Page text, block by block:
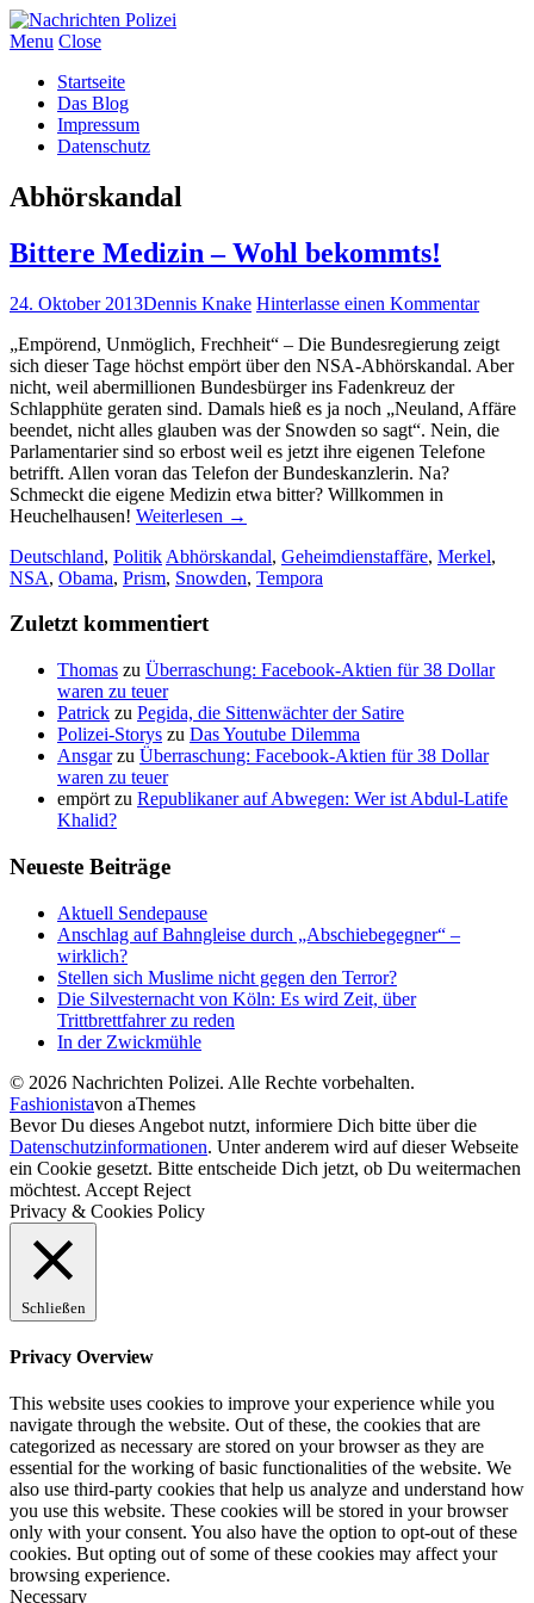
Menu Close
Startseite
Das Blog
Impressum
Datenschutz
Abhörskandal
Bittere Medizin – Wohl bekommts!
24. Oktober 2013Dennis Knake Hinterlasse einen Kommentar
„Empörend, Unmöglich, Frechheit“ – Die Bundesregierung zeigt
sich dieser Tage höchst empört über den NSA-Abhörskandal. Aber
nicht, weil abermillionen Bundesbürger ins Fadenkreuz der
Schlapphüte geraten sind. Damals hieß es ja noch „Neuland, Affäre
beendet, nicht alles glauben was der Snowden so sagt“. Nein, die
Parlamentarier sind so erbost weil es jetzt ihre eigenen Telefone
betrifft. Allen voran das Telefon der Bundeskanzlerin. Na?
Schmeckt die eigene Medizin etwa bitter? Willkommen in
Heuchelhausen! Weiterlesen →
Deutschland, Politik Abhörskandal, Geheimdienstaffäre, Merkel,
NSA, Obama, Prism, Snowden, Tempora
Zuletzt kommentiert
Thomas zu Überraschung: Facebook-Aktien für 38 Dollar
waren zu teuer
Patrick zu Pegida, die Sittenwächter der Satire
Polizei-Storys zu Das Youtube Dilemma
Ansgarzu Überraschung: Facebook-Aktien für 38 Dollar
waren zu teuer
empört zu Republikaner auf Abwegen: Wer ist Abdul-Latife
Khalid?
Neueste Beiträge
Aktuell Sendepause
Anschlag auf Bahngleise durch „Abschiebegegner“ –
wirklich?
Stellen sich Muslime nicht gegen den Terror?
Die Silvesternacht von Köln: Es wird Zeit, über
Trittbrettfahrer zu reden
In der Zwickmühle
© 2026 Nachrichten Polizei. Alle Rechte vorbehalten.
Fashionistavon aThemes
Bevor Du dieses Angebot nutzt, informiere Dich bitte über die
Datenschutzinformationen. Unter anderem wird auf dieser Webseite
ein Cookie gesetzt. Bitte entscheide Dich jetzt, ob Du weitermachen
möchtest. Accept Reject
Privacy & Cookies Policy
Schließen
Privacy Overview
This website uses cookies to improve your experience while you
navigate through the website. Out of these, the cookies that are
categorized as necessary are stored on your browser as they are
essential for the working of basic functionalities of the website. We
also use third-party cookies that help us analyze and understand how
you use this website. These cookies will be stored in your browser
only with your consent. You also have the option to opt-out of these
cookies. But opting out of some of these cookies may affect your
browsing experience.
Necessary